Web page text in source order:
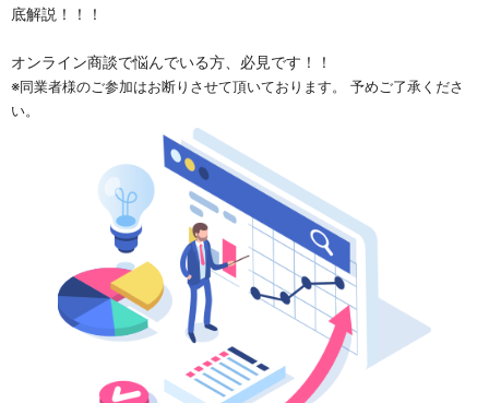
底解説！！！
オンライン商談で悩んでいる方、必見です！！
※同業者様のご参加はお断りさせて頂いております。 予めご了承くださ
い。